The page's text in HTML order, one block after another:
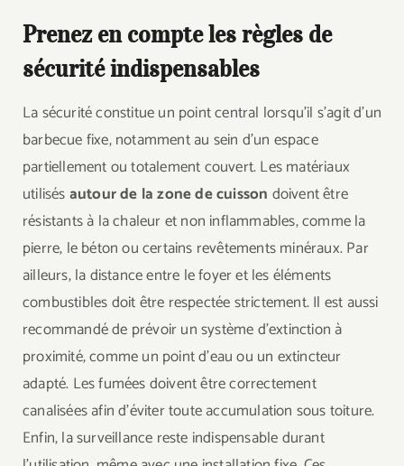
Prenez en compte les règles de
sécurité indispensables
La sécurité constitue un point central lorsqu’il s’agit d’un
barbecue fixe, notamment au sein d’un espace
partiellement ou totalement couvert. Les matériaux
utilisésautour de la zone de cuisson doivent être
résistants à la chaleur et non inflammables, comme la
pierre, le béton ou certains revêtements minéraux. Par
ailleurs, la distance entre le foyer et les éléments
combustibles doit être respectée strictement. Il est aussi
recommandé de prévoir un système d’extinction à
proximité, comme un point d’eau ou un extincteur
adapté. Les fumées doivent être correctement
canalisées afin d’éviter toute accumulation sous toiture.
Enfin, la surveillance reste indispensable durant